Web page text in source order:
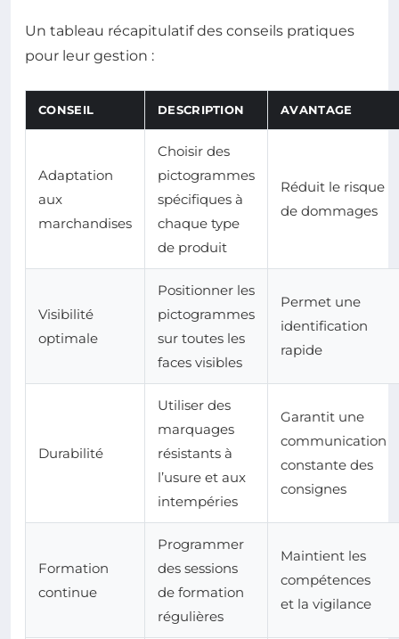
Un tableau récapitulatif des conseils pratiques
pour leur gestion :
CONSEIL DESCRIPTION AVANTAGE
Adaptation
aux
marchandises
Choisir des
pictogrammes
spécifiques à
chaque type
de produit
Réduit le risque
de dommages
Visibilité
optimale
Positionner les
pictogrammes
sur toutes les
faces visibles
Permet une
identification
rapide
Durabilité
Utiliser des
marquages
résistants à
l’usure et aux
intempéries
Garantit une
communication
constante des
consignes
Formation
continue
Programmer
des sessions
de formation
régulières
Maintient les
compétences
et la vigilance